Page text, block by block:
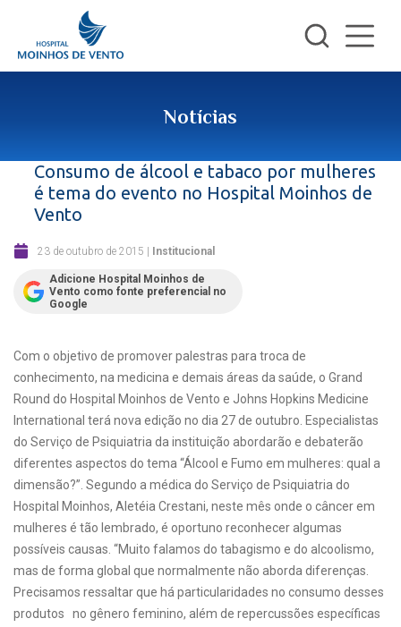
Notícias
Consumo de álcool e tabaco por mulheres
é tema do evento no Hospital Moinhos de
Vento
23 de outubro de 2015 | Institucional
Adicione Hospital Moinhos de
Vento como fonte preferencial no
Google
Com o objetivo de promover palestras para troca de
conhecimento, na medicina e demais áreas da saúde, o Grand
Round do Hospital Moinhos de Vento e Johns Hopkins Medicine
International terá nova edição no dia 27 de outubro. Especialistas
do Serviço de Psiquiatria da instituição abordarão e debaterão
diferentes aspectos do tema “Álcool e Fumo em mulheres: qual a
dimensão?”. Segundo a médica do Serviço de Psiquiatria do
Hospital Moinhos, Aletéia Crestani, neste mês onde o câncer em
mulheres é tão lembrado, é oportuno reconhecer algumas
possíveis causas. “Muito falamos do tabagismo e do alcoolismo,
mas de forma global que normalmente não aborda diferenças.
Precisamos ressaltar que há particularidades no consumo desses
produtos no gênero feminino, além de repercussões específicas